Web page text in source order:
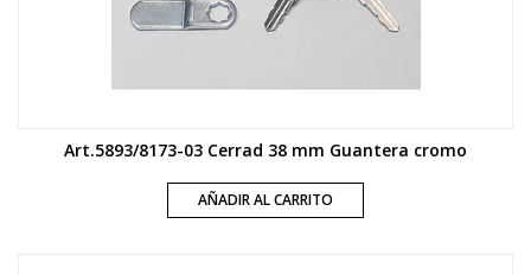
Art.5893/8173-03 Cerrad 38 mm Guantera cromo
AÑADIR AL CARRITO